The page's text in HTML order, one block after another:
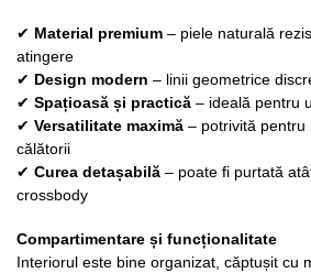
✔ Material premium – piele naturală
atingere
✔ Design modern – linii geometrice
✔ Spațioasă și practică – ideală pentru
✔ Versatilitate maximă – potrivită pentru
călătorii
✔ Curea detașabilă – poate fi purtată
crossbody
Compartimentare și funcționalitate
Interiorul este bine organizat, căptușit cu